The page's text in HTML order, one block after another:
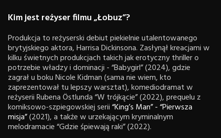
Kim jest reżyser filmu „Łobuz”?
Produkcja to reżyserski debiut piekielnie utalentowanego
brytyjskiego aktora, Harrisa Dickinsona. Zasłynął kreacjami w
kilku świetnych produkcjach takich jak erotyczny thriller o
potrzebie władzy i dominacji - “Babygirl” (2024), gdzie
zagrał u boku Nicole Kidman (sama nie wiem, kto
zaprezentował tu lepszy warsztat), komediodramat w
reżyserii Rubena Östlunda “W trójkącie” (2022), prequelu z
komiksowo-szpiegowskiej serii“King’s Man” - “Pierwsza
misja”(2021), a także w urzekającym kryminalnym
melodramacie “Gdzie śpiewają raki” (2022).